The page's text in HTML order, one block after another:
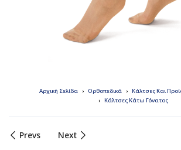
Αρχική Σελίδα Ορθοπεδικά
Κάλτσες Και
Κάλτσες Κάτω Γόνατος
Prevs Next